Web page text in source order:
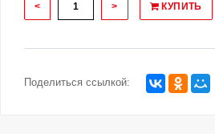
< > КУПИТЬ
Поделиться ссылкой: